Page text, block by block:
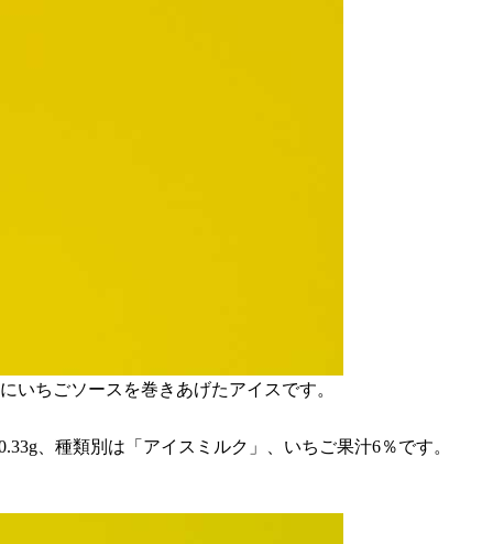
いちごソースを巻きあげたアイスです。
、種類別は「アイスミルク」、いちご果汁6％です。